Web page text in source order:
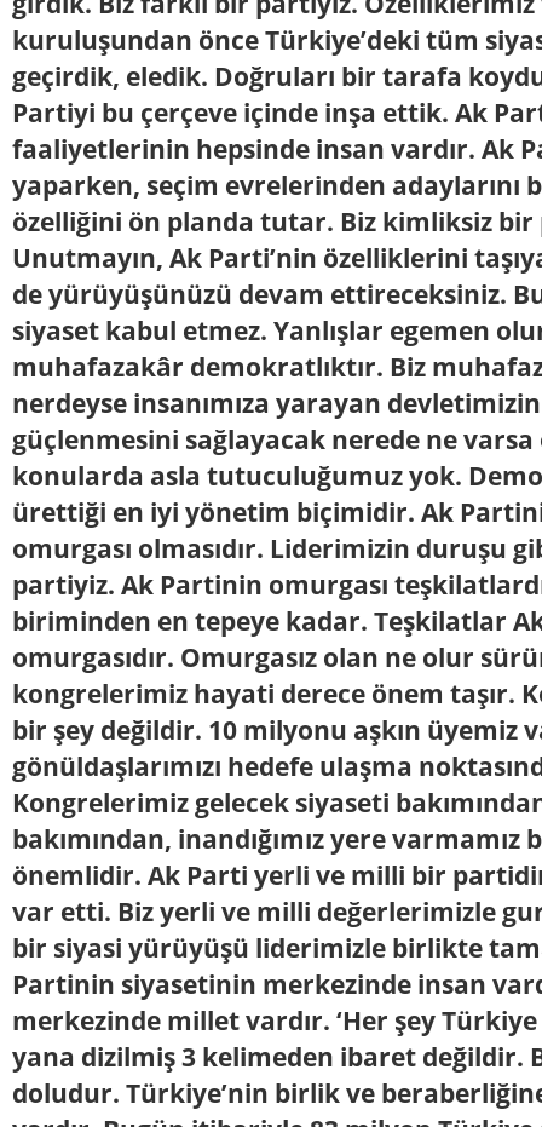
kuruluşundan önce Türkiye’deki tüm
geçirdik, eledik. Doğruları bir tarafa
Partiyi bu çerçeve içinde inşa ettik. Ak
faaliyetlerinin hepsinde insan vardır. Ak
yaparken, seçim evrelerinden adaylarını
özelliğini ön planda tutar. Biz kimliksiz
Unutmayın, Ak Parti’nin özelliklerini
de yürüyüşünüzü devam ettireceksiniz.
siyaset kabul etmez. Yanlışlar egemen
muhafazakâr demokratlıktır. Biz
nerdeyse insanımıza yarayan
güçlenmesini sağlayacak nerede ne varsa
konularda asla tutuculuğumuz yok.
ürettiği en iyi yönetim biçimidir. Ak
omurgası olmasıdır. Liderimizin duruşu
partiyiz. Ak Partinin omurgası
biriminden en tepeye kadar. Teşkilatlar
omurgasıdır. Omurgasız olan ne olur
kongrelerimiz hayati derece önem taşır.
bir şey değildir. 10 milyonu aşkın üyemiz
gönüldaşlarımızı hedefe ulaşma
Kongrelerimiz gelecek siyaseti
bakımından, inandığımız yere varmamız
önemlidir. Ak Parti yerli ve milli bir
var etti. Biz yerli ve milli değerlerimizle
bir siyasi yürüyüşü liderimizle birlikte
Partinin siyasetinin merkezinde insan
merkezinde millet vardır. ‘Her şey
yana dizilmiş 3 kelimeden ibaret değildir.
doludur. Türkiye’nin birlik ve